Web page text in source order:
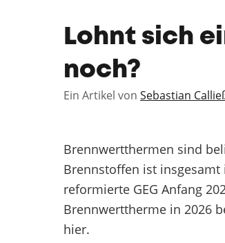
Lohnt sich
noch?
Ein Artikel von Sebastian
Brennwertthermen sind
Brennstoffen ist
reformierte GEG Anfang
Brennwerttherme in 2026
hier.